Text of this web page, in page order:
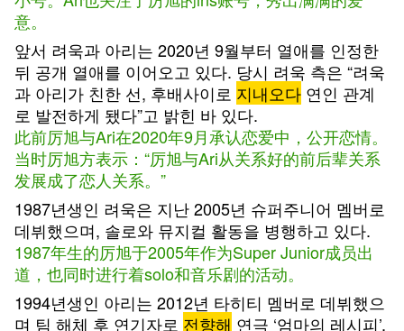
意。
앞서 려욱과 아리는 2020년 9월부터 열애를 인정한
뒤 공개 열애를 이어오고 있다. 당시 려욱 측은 “려욱
과 아리가 친한 선, 후배사이로 지내오다 연인 관계
로 발전하게 됐다”고 밝힌 바 있다.
此前厉旭与Ari在2020年9月承认恋爱中，公开恋情。
当时厉旭方表示：“厉旭与Ari从关系好的前后辈关系
发展成了恋人关系。”
1987년생인 려욱은 지난 2005년 슈퍼주니어 멤버로
데뷔했으며, 솔로와 뮤지컬 활동을 병행하고 있다.
1987年生的厉旭于2005年作为Super Junior成员出
道，也同时进行着solo和音乐剧的活动。
1994년생인 아리는 2012년 타히티 멤버로 데뷔했으
며 팀 해체 후 연기자로 전향해 연극 ‘엄마의 레시피’,